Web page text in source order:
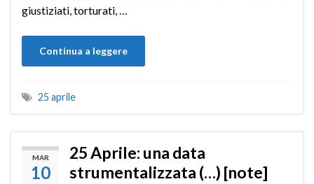
giustiziati, torturati, …
Continua a leggere
25 aprile
MAR
10
25 Aprile: una data
strumentalizzata (…) [note]